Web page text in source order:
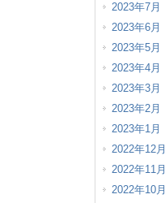
2023年7月
2023年6月
2023年5月
2023年4月
2023年3月
2023年2月
2023年1月
2022年12月
2022年11月
2022年10月